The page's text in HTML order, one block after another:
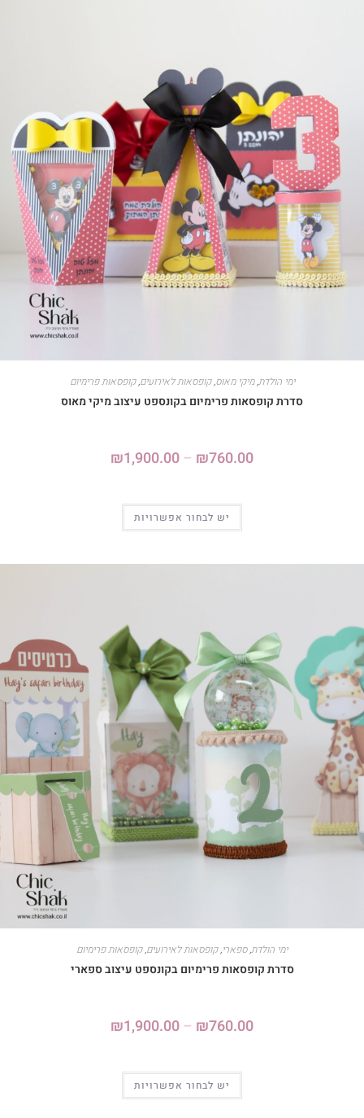
ימי הולדת,מיקי מאוס,קופסאות לאירועים,קופסאות פרימיום
סדרת קופסאות פרימיום בקונספט עיצוב מיקי מאוס
₪760.00
–
₪1,900.00
יש לבחור אפשרויות
ימי הולדת,ספארי,קופסאות לאירועים,קופסאות פרימיום
סדרת קופסאות פרימיום בקונספט עיצוב ספארי
₪760.00
–
₪1,900.00
יש לבחור אפשרויות